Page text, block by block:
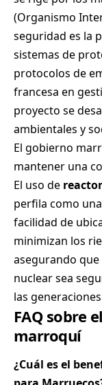
(Organismo
seguridad es la
sistemas de
protocolos de
francesa en
proyecto se
ambientales y
El gobierno
mantener una
El uso de
perfila como
facilidad de
minimizan los
asegurando
nuclear sea
las
FAQ sobre
marroquí
¿Cuál es el